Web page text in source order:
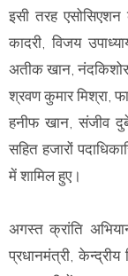
इसी तरह
कादरी, विजय
अतीक खान,
श्रवण कुमार मिश्रा,
हनीफ खान, संजीव
सहित हजारों
में शामिल हुए।
अगस्त क्रांति
प्रधानमंत्री,